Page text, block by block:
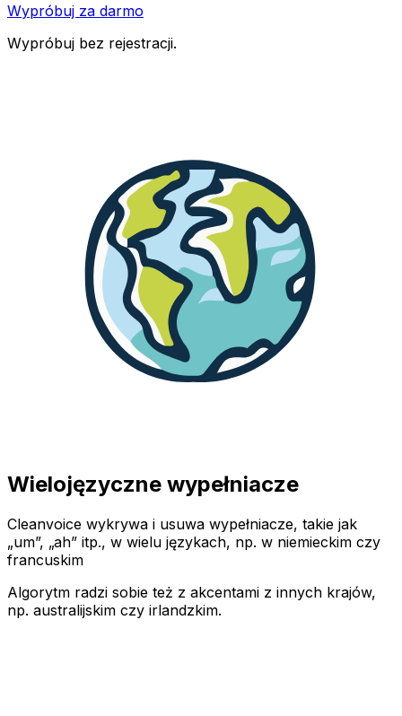
Wypróbuj za darmo
Wypróbuj bez rejestracji.
Wielojęzyczne wypełniacze
Cleanvoice wykrywa i usuwa wypełniacze, takie jak
„um”, „ah” itp., w wielu językach, np. w niemieckim czy
francuskim
Algorytm radzi sobie też z akcentami z innych krajów,
np. australijskim czy irlandzkim.